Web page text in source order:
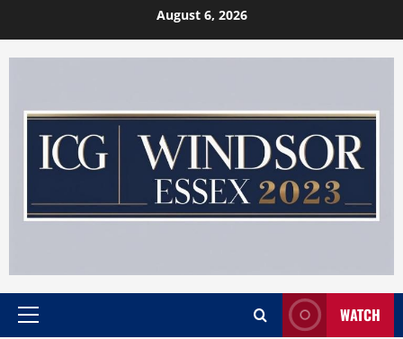
to
content
August 6, 2026
Primary
WATCH